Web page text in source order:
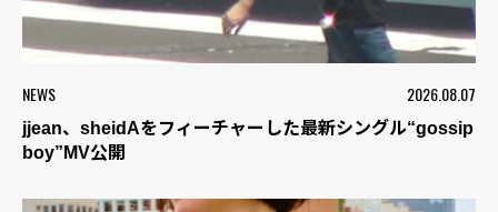
NEWS 2026.08.07
jjean、sheidAをフィーチャーした最新シングル“gossip
boy”MV公開